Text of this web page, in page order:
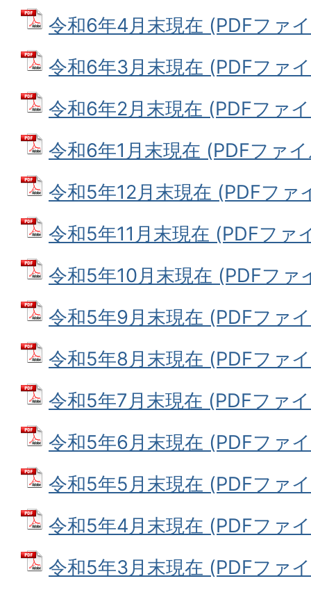
令和6年4月末現在 (PDFファ
令和6年3月末現在 (PDFファ
令和6年2月末現在 (PDFファ
令和6年1月末現在 (PDFファ
令和5年12月末現在 (PDFファ
令和5年11月末現在 (PDFファ
令和5年10月末現在 (PDFファ
令和5年9月末現在 (PDFファ
令和5年8月末現在 (PDFファ
令和5年7月末現在 (PDFファ
令和5年6月末現在 (PDFファ
令和5年5月末現在 (PDFファ
令和5年4月末現在 (PDFファ
令和5年3月末現在 (PDFファ